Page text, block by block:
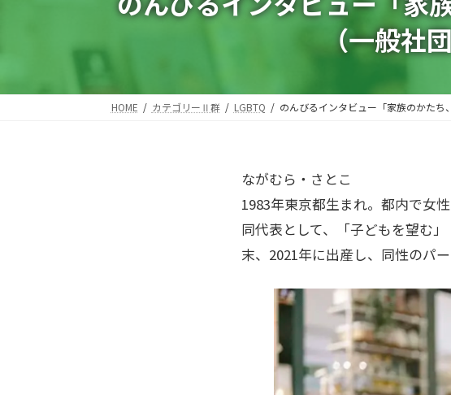
（一般社
HOME カテゴリーⅡ群 LGBTQ のんびるインタビュー「家族のかたち
ながむら・さとこ
1983年東京都生まれ。都内で女
同代表として、「子どもを望む
末、2021年に出産し、同性のパ